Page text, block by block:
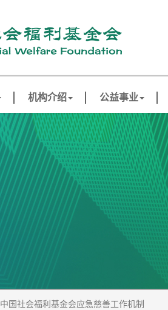
机构介绍 公益事业
中国社会福利基金会应急慈善工作机制